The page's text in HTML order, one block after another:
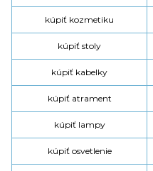
kúpiť kozmetiku
kúpiť stoly
kúpiť kabelky
kúpiť atrament
kúpiť lampy
kúpiť osvetlenie